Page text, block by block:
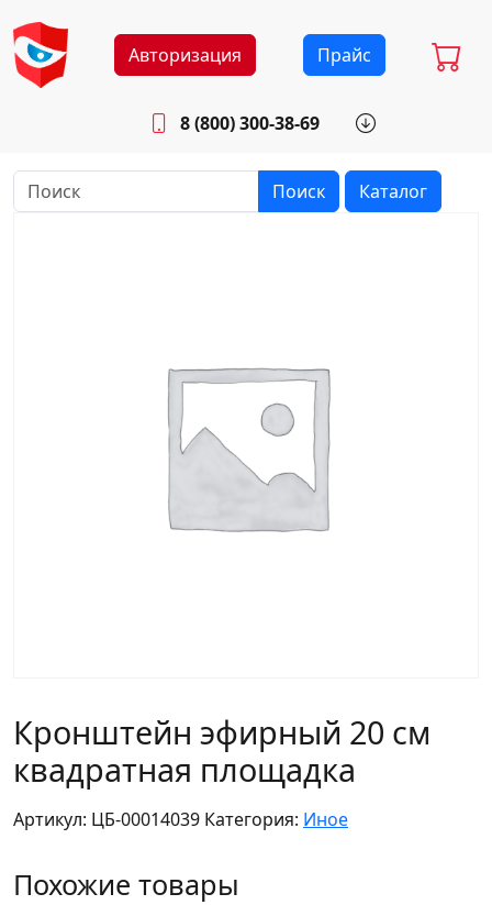
Авторизация Прайс
8 (800) 300-38-69
Будни: 8.30 - 17.00
Поиск Каталог
Кронштейн эфирный 20 см
квадратная площадка
Артикул: ЦБ-00014039 Категория: Иное
Похожие товары